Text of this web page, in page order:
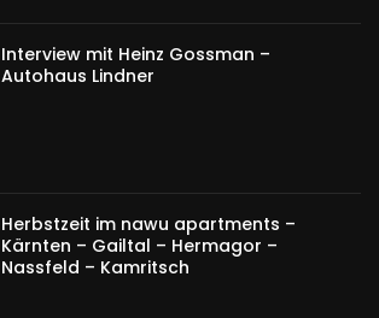
Interview mit Heinz Gossman –
Autohaus Lindner
Herbstzeit im nawu apartments –
Kärnten – Gailtal – Hermagor –
Nassfeld – Kamritsch